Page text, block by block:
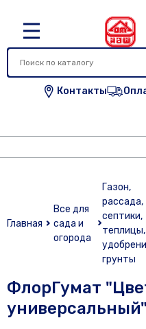
Контакты
Главная
Все для
сада и
огорода
Газон,
рассада,
септики,
теплицы,
грунты
ФлорГумат